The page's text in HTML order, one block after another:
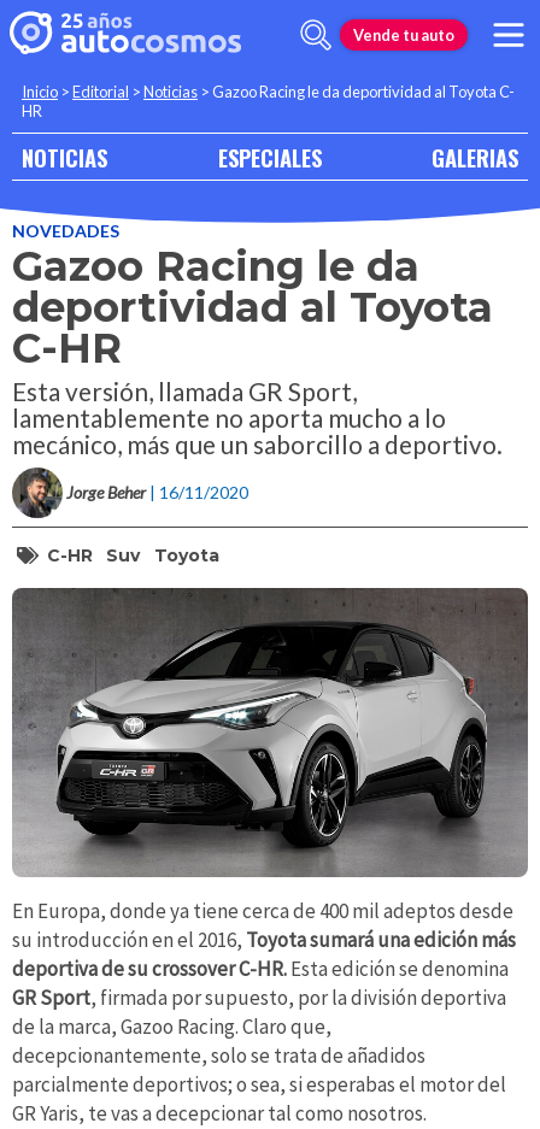
Vende tu auto
Inicio >Editorial >Noticias >Gazoo Racing le da deportividad al Toyota C-
HR
NOTICIAS ESPECIALES GALERIAS
NOVEDADES
Gazoo Racing le da
deportividad al Toyota
C-HR
Esta versión, llamada GR Sport,
lamentablemente no aporta mucho a lo
mecánico, más que un saborcillo a deportivo.
Jorge Beher | 16/11/2020
C-HR Suv Toyota
En Europa, donde ya tiene cerca de 400 mil adeptos desde
su introducción en el 2016, Toyota sumará una edición más
deportiva de su crossover C-HR.Esta edición se denomina
GR Sport, firmada por supuesto, por la división deportiva
de la marca, Gazoo Racing. Claro que,
decepcionantemente, solo se trata de añadidos
parcialmente deportivos; o sea, si esperabas el motor del
GR Yaris, te vas a decepcionar tal como nosotros.